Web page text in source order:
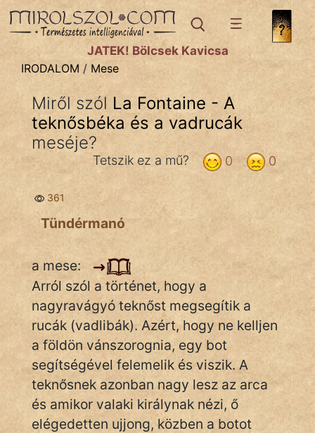
IRODALOMtémák:
Dráma
Költemény
Eposz
Komédia
Kötelező
Legenda
Mese
Mitológia
Monda
Novella
És
Elbeszélés
Regény
JÁTÉK! Bölcsek Kavicsa
IRODALOM / Mese
Miről szól La Fontaine - A
teknősbéka és a vadrucák
meséje?
0
0
Tetszik ez a mű?
361
Tündérmanó
a mese:
Arról szól a történet, hogy a
nagyravágyó teknőst megsegítik a
rucák (vadlibák). Azért, hogy ne kelljen
a földön vánszorognia, egy bot
segítségével felemelik és viszik. A
teknősnek azonban nagy lesz az arca
és amikor valaki királynak nézi, ő
elégedetten ujjong, közben a botot